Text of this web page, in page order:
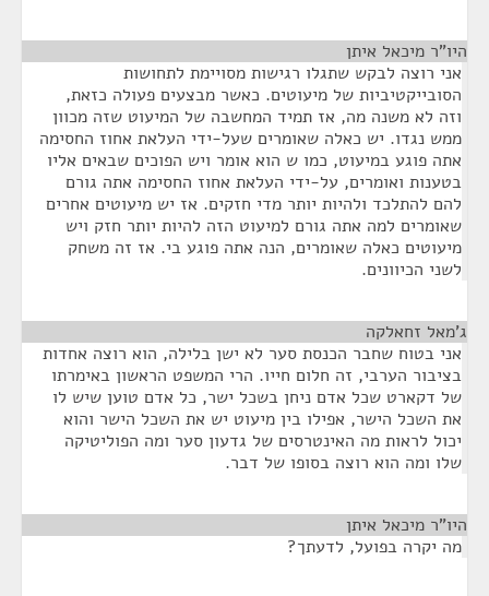
היו"ר מיכאל איתן
אני רוצה לבקש שתגלו רגישות מסויימת לתחושות
הסובייקטיביות של מיעוטים. כאשר מבצעים פעולה כזאת,
וזה לא משנה מה, אז תמיד המחשבה של המיעוט שזה מכוון
ממש נגדו. יש כאלה שאומרים שעל-ידי העלאת אחוז החסימה
אתה פוגע במיעוט, כמו ש הוא אומר ויש הפוכים שבאים אליו
בטענות ואומרים, על-ידי העלאת אחוז החסימה אתה גורם
להם להתלכד ולהיות יותר מדי חזקים. אז יש מיעוטים אחרים
שאומרים למה אתה גורם למיעוט הזה להיות יותר חזק ויש
מיעוטים כאלה שאומרים, הנה אתה פוגע בי. אז זה משחק
לשני הכיוונים.
ג'מאל זחאלקה
אני בטוח שחבר הכנסת סער לא ישן בלילה, הוא רוצה אחדות
בציבור הערבי, זה חלום חייו. הרי המשפט הראשון באימרתו
של דקארט שכל אדם ניחן בשכל ישר, כל אדם טוען שיש לו
את השכל הישר, אפילו בין מיעוט יש את השכל הישר והוא
יכול לראות מה האינטרסים של גדעון סער ומה הפוליטיקה
שלו ומה הוא רוצה בסופו של דבר.
היו"ר מיכאל איתן
מה יקרה בפועל, לדעתך?